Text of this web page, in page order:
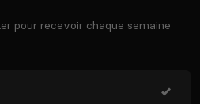
pour recevoir chaque semaine